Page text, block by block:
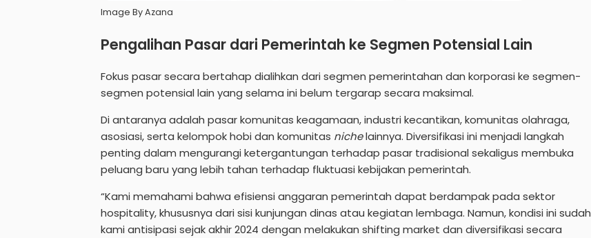
Image By Azana
Pengalihan Pasar dari Pemerintah ke Segmen Potensial Lain
Fokus pasar secara bertahap dialihkan dari segmen pemerintahan dan korporasi ke segmen-
segmen potensial lain yang selama ini belum tergarap secara maksimal.
Di antaranya adalah pasar komunitas keagamaan, industri kecantikan, komunitas olahraga,
asosiasi, serta kelompok hobi dan komunitas nichelainnya. Diversifikasi ini menjadi langkah
penting dalam mengurangi ketergantungan terhadap pasar tradisional sekaligus membuka
peluang baru yang lebih tahan terhadap fluktuasi kebijakan pemerintah.
“Kami memahami bahwa efisiensi anggaran pemerintah dapat berdampak pada sektor
hospitality, khususnya dari sisi kunjungan dinas atau kegiatan lembaga. Namun, kondisi ini sudah
kami antisipasi sejak akhir 2024 dengan melakukan shifting market dan diversifikasi secara